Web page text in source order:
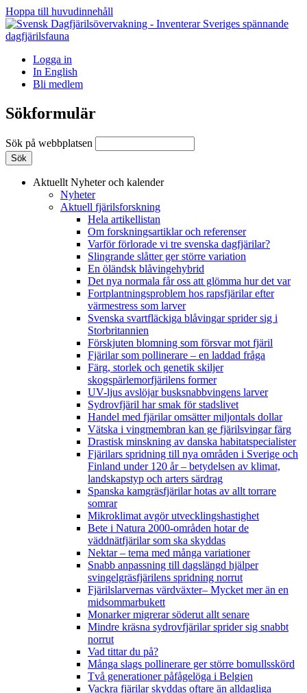
Hoppa till huvudinnehåll
Logga in
In English
Bli medlem
Sökformulär
Sök på webbplatsen
Aktuellt Nyheter och kalender
Nyheter
Aktuell fjärilsforskning
Hela artikellistan
Om forskningsartiklar och referenser
Varför förlorade vi tre svenska dagfjärilar?
Slingrande slåtter ger större variation
En öländsk blåvingehybrid
Det nya normala får oss att glömma hur det var
Fortplantningsproblem hos rapsfjärilar efter
värmestress som larver
Svenska svartfläckiga blåvingar sprider sig i
Storbritannien
Förskjuten blomning som försvar mot fjäril
Fjärilar som pollinerare – en laddad fråga
Färg, storlek och genetik skiljer
skogspärlemorfjärilens former
UV-ljus avslöjar busksnabbvingens larver
Sydrovfjäril har smak för stadslivet
Handel med fjärilar omsätter miljontals dollar
Vätska i vingmembran kan ge fjärilsvingar färg
Drastisk minskning av danska habitatspecialister
Fjärilars spridning till nya områden i Sverige och
Finland under 120 år– betydelsen av klimat,
landskapstyp och arters särdrag
Spanska kamgräsfjärilar hotas av allt torrare
somrar
Mikroklimat avgör utvecklingshastighet
Bete i Natura 2000-områden hotar de
väddnätfjärilar som ska skyddas
Nektar – tema med många variationer
Snabb anpassning till dagslängd hjälper
svingelgräsfjärilens spridning norrut
Fjärilslarvernas värdväxter– Mycket mer än en
midsommarbukett
Monarker migrerar söderut allt senare
Mindre kräsna sydrovfjärilar sprider sig snabbt
norrut
Vad tittar du på?
Många slags pollinerare ger större bomullsskörd
Två generationer påfågelöga i Belgien
Vackra fjärilar skyddas oftare än alldagliga